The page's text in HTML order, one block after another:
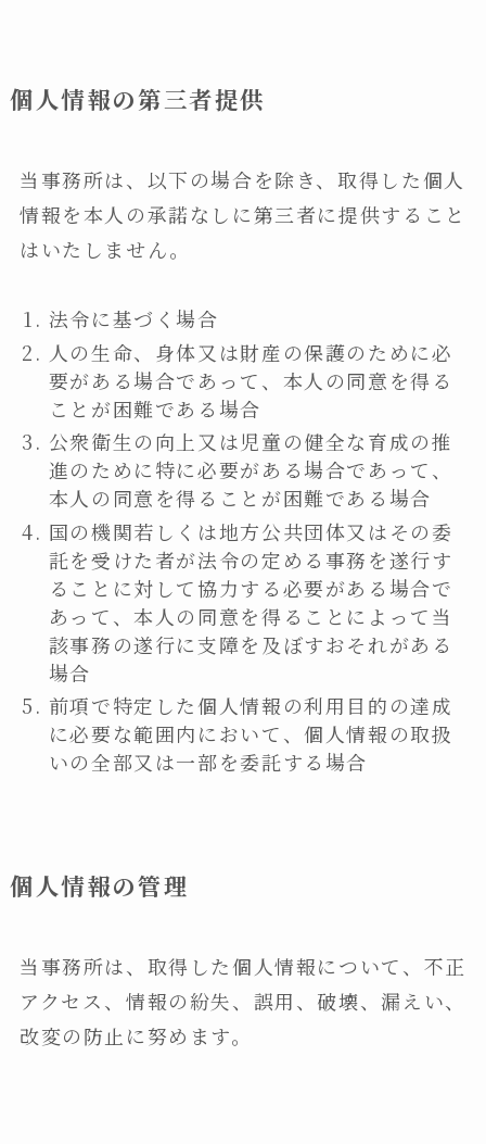
個人情報の第三者提供
当事務所は、以下の場合を除き、取得した個人
情報を本人の承諾なしに第三者に提供すること
はいたしません。
法令に基づく場合
人の生命、身体又は財産の保護のために必
要がある場合であって、本人の同意を得る
ことが困難である場合
公衆衛生の向上又は児童の健全な育成の推
進のために特に必要がある場合であって、
本人の同意を得ることが困難である場合
国の機関若しくは地方公共団体又はその委
託を受けた者が法令の定める事務を遂行す
ることに対して協力する必要がある場合で
あって、本人の同意を得ることによって当
該事務の遂行に支障を及ぼすおそれがある
場合
前項で特定した個人情報の利用目的の達成
に必要な範囲内において、個人情報の取扱
いの全部又は一部を委託する場合
個人情報の管理
当事務所は、取得した個人情報について、不正
アクセス、情報の紛失、誤用、破壊、漏えい、
改変の防止に努めます。